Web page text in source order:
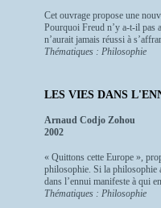
Cet ouvrage propose une
Pourquoi Freud n’y a-t-il pas
n’aurait jamais réussi à
Thématiques : Philosophie
LES VIES DANS
Arnaud Codjo Zohou
2002
« Quittons cette Europe »,
philosophie. Si la philosophie
dans l’ennui manifeste à qui
Thématiques : Philosophie